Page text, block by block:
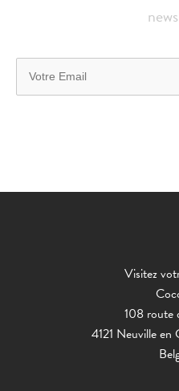
Visitez
108 route
4121 Neuville